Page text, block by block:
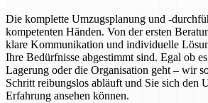
Die komplette Umzugsplanung und -
kompetenten Händen. Von der ersten
klare Kommunikation und individuelle
Ihre Bedürfnisse abgestimmt sind. Egal ob
Lagerung oder die Organisation geht – wir
Schritt reibungslos abläuft und Sie sich den
Erfahrung ansehen können.